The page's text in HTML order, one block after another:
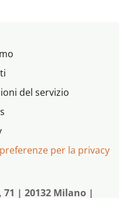
del servizio
per la privacy
71 | 20132 Milano |